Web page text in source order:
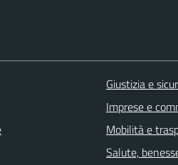
Giustizia e
Imprese e
Mobilità e
Salute,